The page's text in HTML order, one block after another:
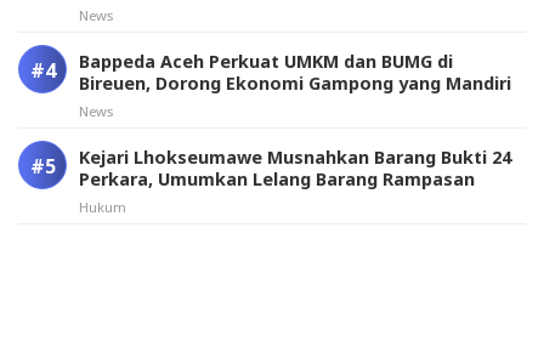
News
Bappeda Aceh Perkuat UMKM dan BUMG di
Bireuen, Dorong Ekonomi Gampong yang Mandiri
News
Kejari Lhokseumawe Musnahkan Barang Bukti 24
Perkara, Umumkan Lelang Barang Rampasan
Hukum